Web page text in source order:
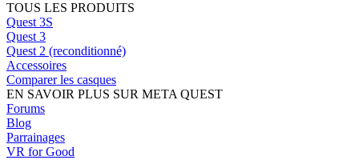
TOUS LES PRODUITS
Quest 3S
Quest 3
Quest 2 (reconditionné)
Accessoires
Comparer les casques
EN SAVOIR PLUS SUR META QUEST
Forums
Blog
Parrainages
VR for Good